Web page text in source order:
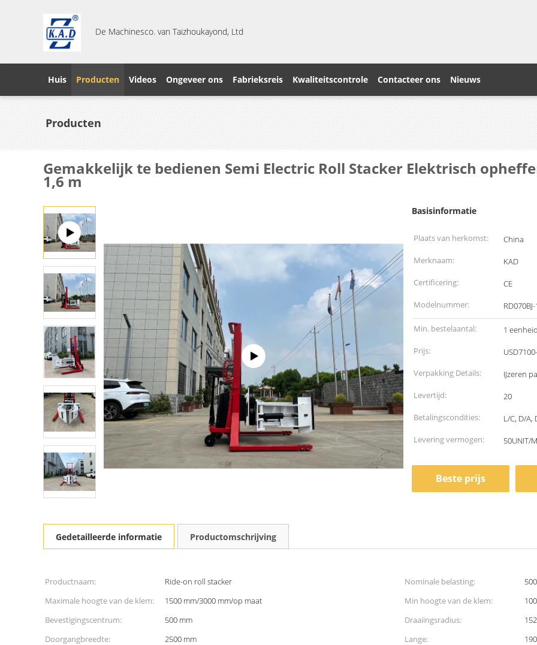
De Machinesco. van Taizhoukayond, Ltd
Huis Producten Videos Ongeveer ons Fabrieksreis Kwaliteitscontrole Contacteer ons Nieuws
Producten
Gemakkelijk te bedienen Semi Electric Roll Stacker Elektrisch
1,6 m
Basisinformatie
Plaats van herkomst:
China
Merknaam:
KAD
Certificering:
CE
Modelnummer:
Min. bestelaantal:
1
Prijs:
Verpakking Details:
IJzeren
Levertijd:
20
Betalingscondities:
L/C, D/A,
Levering vermogen:
50UNIT/
Beste prijs
Gedetailleerde informatie Productomschrijving
Productnaam: Ride-on roll stacker Nominale belasting:
Maximale hoogte van de klem:
1500 mm/3000 mm/op maat Min hoogte van de klem:
Bevestigingscentrum:
500 mm Draaiingsradius:
Doorgangbreedte:
2500 mm Lange: